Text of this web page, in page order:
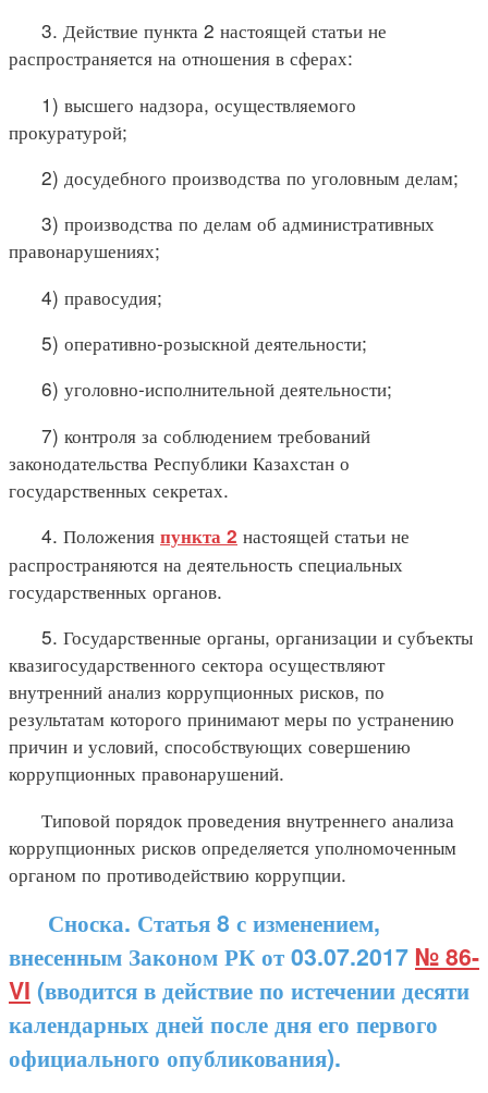
3. Действие пункта 2 настоящей статьи не
распространяется на отношения в сферах:
1) высшего надзора, осуществляемого
прокуратурой;
2) досудебного производства по уголовным делам;
3) производства по делам об административных
правонарушениях;
4) правосудия;
5) оперативно-розыскной деятельности;
6) уголовно-исполнительной деятельности;
7) контроля за соблюдением требований
законодательства Республики Казахстан о
государственных секретах.
4. Положения пункта 2 настоящей статьи не
распространяются на деятельность специальных
государственных органов.
5. Государственные органы, организации и субъекты
квазигосударственного сектора осуществляют
внутренний анализ коррупционных рисков, по
результатам которого принимают меры по устранению
причин и условий, способствующих совершению
коррупционных правонарушений.
Типовой порядок проведения внутреннего анализа
коррупционных рисков определяется уполномоченным
органом по противодействию коррупции.
Сноска. Статья 8 с изменением,
внесенным Законом РК от 03.07.2017 № 86-
VI (вводится в действие по истечении десяти
календарных дней после дня его первого
официального опубликования).